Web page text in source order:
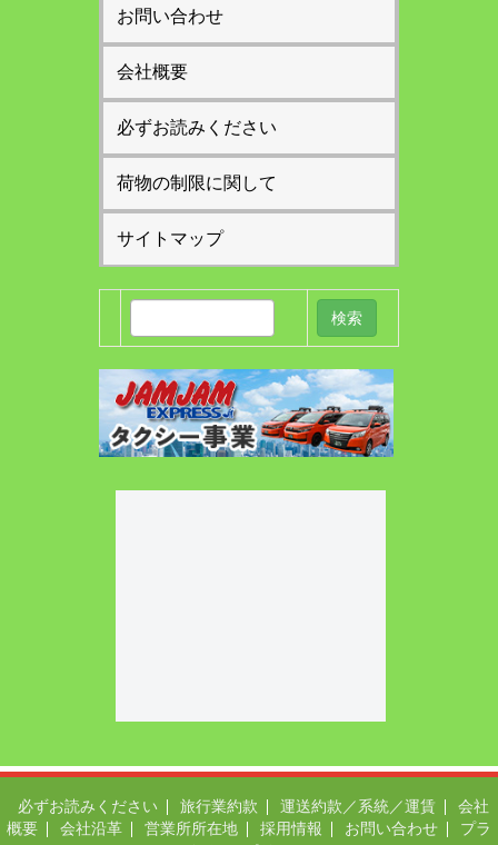
お問い合わせ
会社概要
必ずお読みください
荷物の制限に関して
サイトマップ
必ずお読みください 旅行業約款 運送約款／系統／運賃
会社
概要
会社沿革 営業所所在地 採用情報 お問い合わせ
プラ